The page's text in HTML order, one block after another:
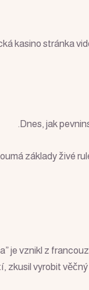
kasino stránka
Dnes, jak
základy živé
je vznikl z
zkusil vyrobit